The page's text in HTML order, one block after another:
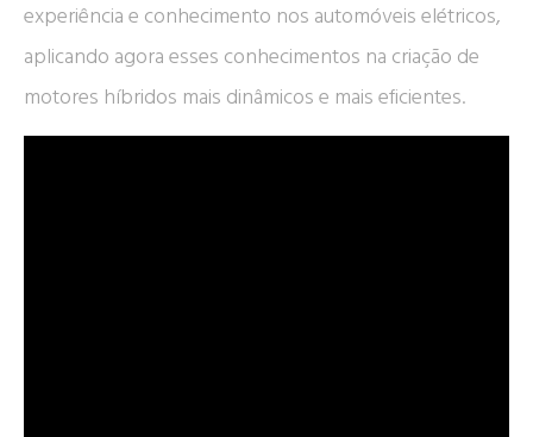
experiência e conhecimento nos automóveis elétricos,
aplicando agora esses conhecimentos na criação de
motores híbridos mais dinâmicos e mais eficientes.